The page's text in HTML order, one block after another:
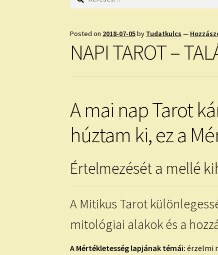
Posted on 2018-07-05by Tudatkulcs —
NAPI TAROT –
A mai nap Tarot
húztam ki, ez a
Értelmezését a mellé
A Mitikus Tarot
mitológiai alakok és a
A Mértékletesség lapjának témái: érzelmi